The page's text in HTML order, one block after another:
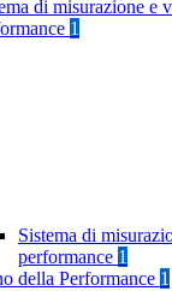
di misurazione e
1
Sistema di
performance 1
della Performance 1